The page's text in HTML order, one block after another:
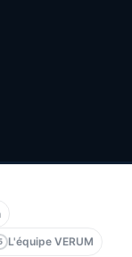
L'équipe VERUM